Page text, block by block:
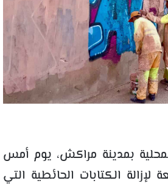
بمدينة مراكش، يوم أمس
لإزالة الكتابات الحائطية التي